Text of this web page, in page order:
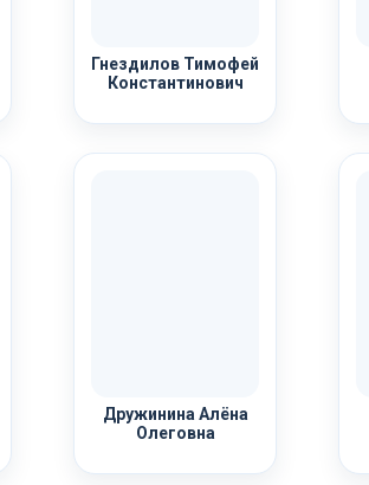
Гнездилов Тимофей
Константинович
Дружинина Алёна
Олеговна